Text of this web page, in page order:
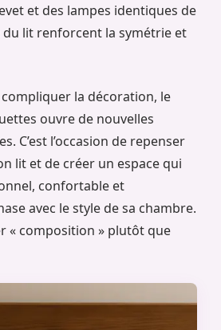
et des lampes identiques de
du lit renforcent la symétrie et
la décoration, le
ouvre de nouvelles
C’est l’occasion de repenser
lit et de créer un espace qui
confortable et
avec le style de sa chambre.
« composition » plutôt que